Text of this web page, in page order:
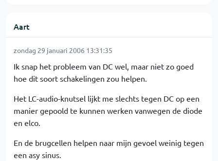
Aart
zondag 29 januari 2006 13:31:35
Ik snap het probleem van DC wel, maar niet zo goed
hoe dit soort schakelingen zou helpen.
Het LC-audio-knutsel lijkt me slechts tegen DC op een
manier gepoold te kunnen werken vanwegen de diode
en elco.
En de brugcellen helpen naar mijn gevoel weinig tegen
een asy sinus.